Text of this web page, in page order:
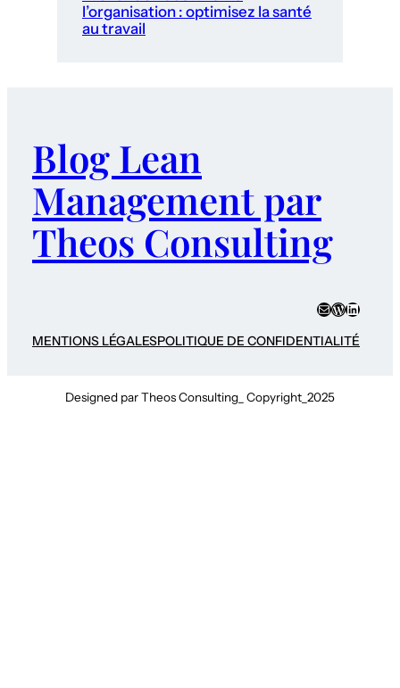
l’organisation : optimisez la santé
au travail
Blog Lean
Management par
Theos Consulting
E-mail
MENTIONS LÉGALESPOLITIQUE DE CONFIDENTIALITÉ
Designed par Theos Consulting_ Copyright_2025